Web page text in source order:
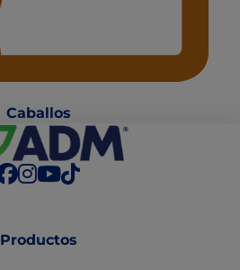
Caballos
Productos